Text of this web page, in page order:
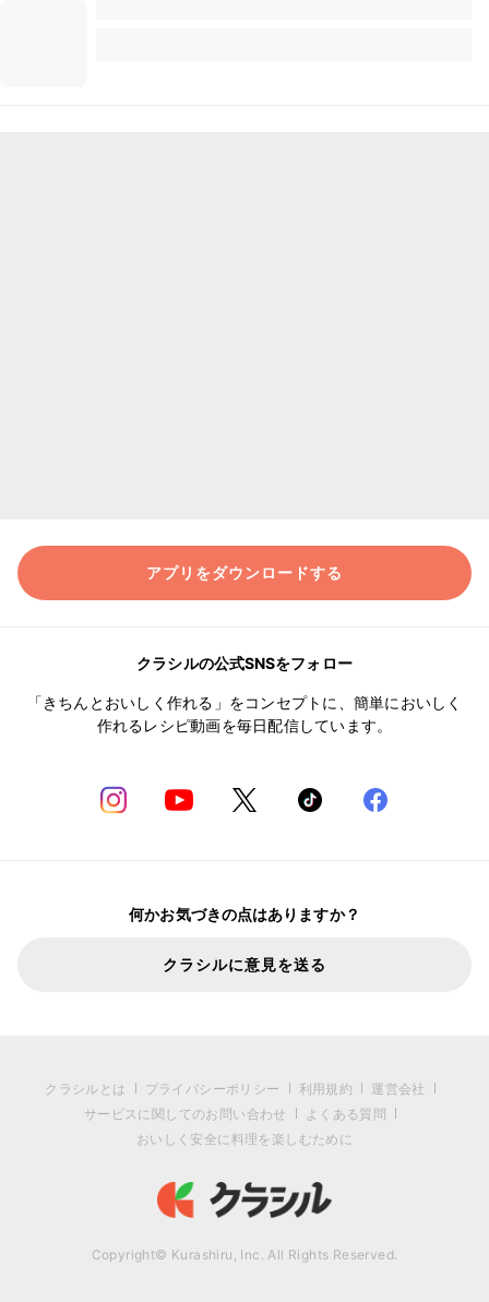
アプリをダウンロードする
クラシルの公式SNSをフォロー
「きちんとおいしく作れる」をコンセプトに、簡単においしく
作れるレシピ動画を毎日配信しています。
何かお気づきの点はありますか？
クラシルに意見を送る
クラシルとは プライバシーポリシー 利用規約
運営会社
サービスに関してのお問い合わせ
よくある質問
おいしく安全に料理を楽しむために
Copyright© Kurashiru, Inc. All Rights Reserved.